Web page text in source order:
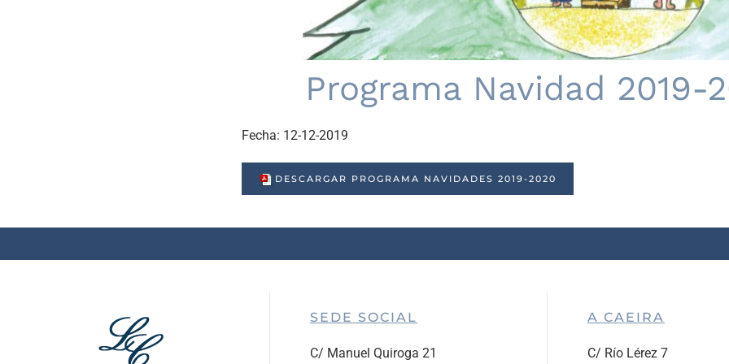
Programa Navidad 2019-
Fecha: 12-12-2019
DESCARGAR PROGRAMA NAVIDADES 2019-2020
SEDE SOCIAL
C/ Manuel Quiroga 21
A CAEIRA
C/ Río Lérez 7